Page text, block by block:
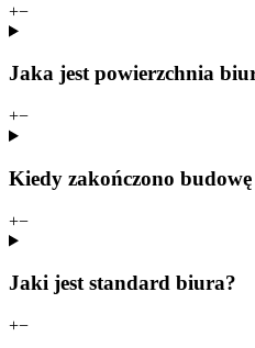
+−
Jaka jest powierzchnia
+−
Kiedy zakończono
+−
Jaki jest standard biura?
+−